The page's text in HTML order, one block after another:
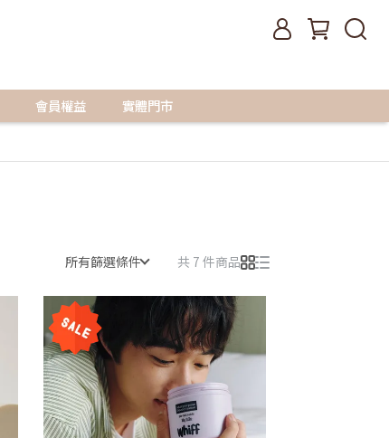
會員權益 實體門市
所有篩選條件 共 7 件商品